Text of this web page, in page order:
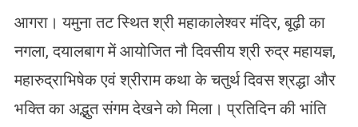
आगरा। यमुना तट स्थित श्री महाकालेश्वर मंदिर, बूढ़ी का
नगला, दयालबाग में आयोजित नौ दिवसीय श्री रुद्र महायज्ञ,
महारुद्राभिषेक एवं श्रीराम कथा के चतुर्थ दिवस श्रद्धा और
भक्ति का अद्भुत संगम देखने को मिला। प्रतिदिन की भांति